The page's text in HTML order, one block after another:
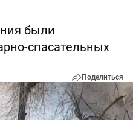
были
спасательных
Поделиться